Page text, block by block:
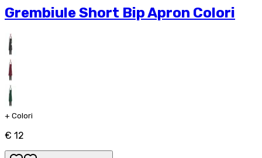
Grembiule Short Bip Apron Colori
+ Colori
€ 12